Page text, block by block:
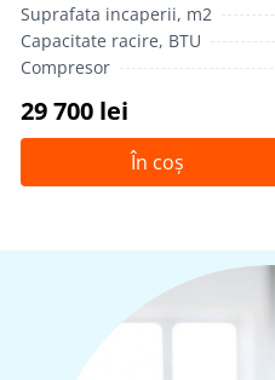
Suprafata incaperii, m2
Capacitate racire, BTU
Compresor
29 700 lei
În coș